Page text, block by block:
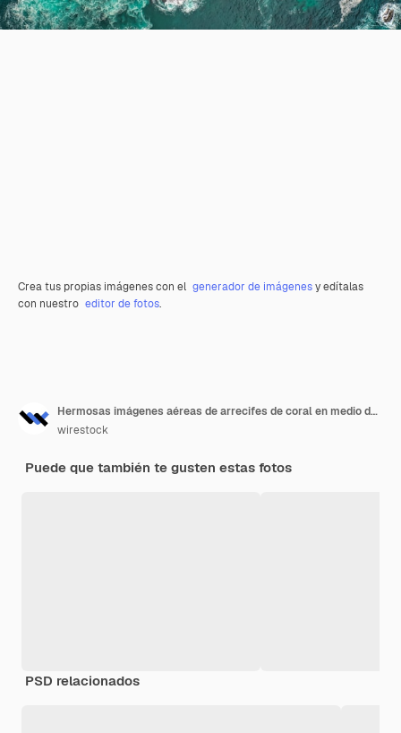
Crea tus propias imágenes con el generador de imágenesy edítalas
con nuestro editor de fotos.
Hermosas imágenes aéreas de arrecifes de coral en medio del océano con increíbles olas oceánicas
wirestock
Puede que también te gusten estas fotos
PSD relacionados